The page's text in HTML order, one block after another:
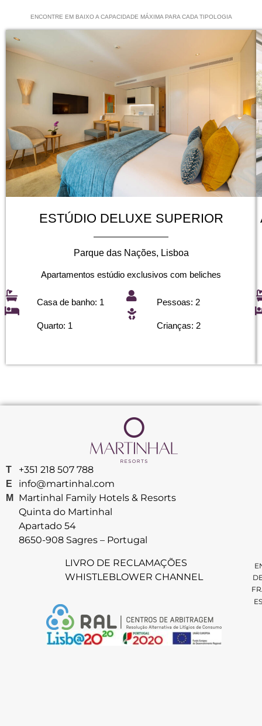
ENCONTRE EM BAIXO A CAPACIDADE MÁXIMA PARA CADA TIPOLOGIA
ESTÚDIO DELUXE SUPERIOR
Parque das Nações, Lisboa
Apartamentos estúdio exclusivos com beliches
Casa de banho: 1
Quarto: 1
Pessoas: 2
Crianças: 2
T
E
M
+351 218 507 788
info@martinhal.com
Martinhal Family Hotels & Resorts
Quinta do Martinhal
Apartado 54
8650-908 Sagres – Portugal
LIVRO DE RECLAMAÇÕES
WHISTLEBLOWER CHANNEL